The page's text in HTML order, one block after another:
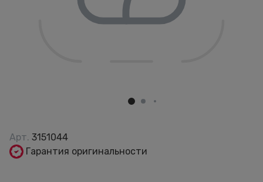
Арт. 3151044
Гарантия оригинальности